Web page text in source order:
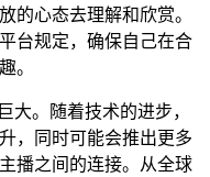
的心态去理解和欣赏。
台规定，确保自己在合
。
大。随着技术的进步，
，同时可能会推出更多
播之间的连接。从全球